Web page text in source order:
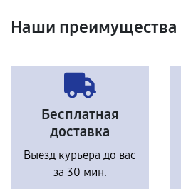
Наши преимущества
Бесплатная
доставка
Выезд курьера до вас
за 30 мин.